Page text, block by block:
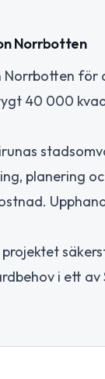
Norrbotten
för
40 000
planering
i ett